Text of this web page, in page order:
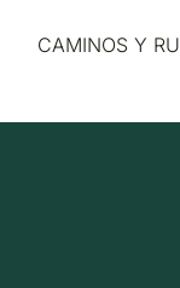
CAMINOS Y